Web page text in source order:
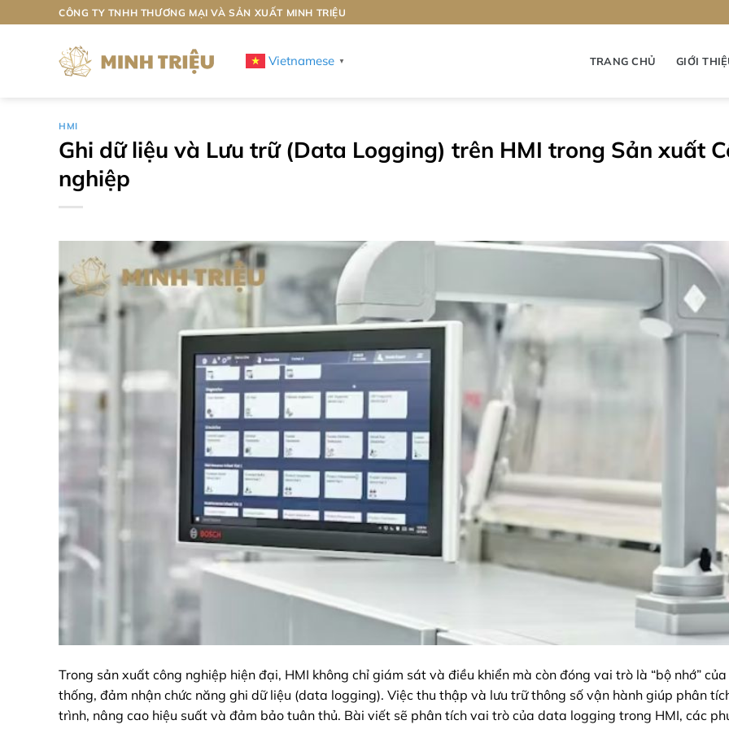
qua
CÔNG TY TNHH THƯƠNG MẠI VÀ SẢN XUẤT MINH TRIỆU
Vietnamese ▼ TRANG CHỦ GIỚI
HMI
Ghi dữ liệu và Lưu trữ (Data Logging) trên HMI trong Sản xuất
nghiệp
Trong sản xuất công nghiệp hiện đại, HMI không chỉ giám sát và điều khiển mà còn đóng vai trò là “bộ nhớ” của
thống, đảm nhận chức năng ghi dữ liệu (data logging). Việc thu thập và lưu trữ thông số vận hành giúp phân
trình, nâng cao hiệu suất và đảm bảo tuân thủ. Bài viết sẽ phân tích vai trò của data logging trong HMI, các